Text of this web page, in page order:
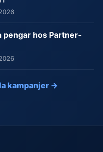
pengar hos Partner-
kampanjer →